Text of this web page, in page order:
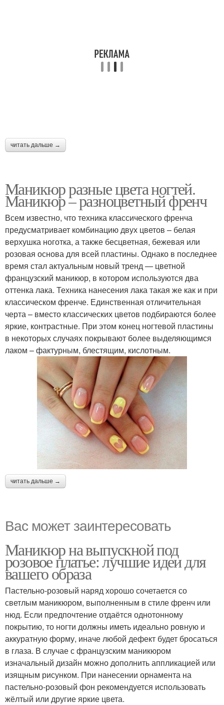
читать дальше →
Маникюр разные цвета ногтей.
Маникюр – разноцветный френч
Всем известно, что техника классического френча
предусматривает комбинацию двух цветов – белая
верхушка ноготка, а также бесцветная, бежевая или
розовая основа для всей пластины. Однако в последнее
время стал актуальным новый тренд — цветной
французский маникюр, в котором используются два
оттенка лака. Техника нанесения лака такая же как и при
классическом френче. Единственная отличительная
черта – вместо классических цветов подбираются более
яркие, контрастные. При этом конец ногтевой пластины
в некоторых случаях покрывают более выделяющимся
лаком – фактурным, блестящим, кислотным.
читать дальше →
Вас может заинтересовать
Маникюр на выпускной под
розовое платье: лучшие идеи для
вашего образа
Пастельно-розовый наряд хорошо сочетается со
светлым маникюром, выполненным в стиле френч или
нюд. Если предпочтение отдаётся однотонному
покрытию, то ногти должны иметь идеально ровную и
аккуратную форму, иначе любой дефект будет бросаться
в глаза. В случае с французским маникюром
изначальный дизайн можно дополнить аппликацией или
изящным рисунком. При нанесении орнамента на
пастельно-розовый фон рекомендуется использовать
жёлтый или другие яркие цвета.